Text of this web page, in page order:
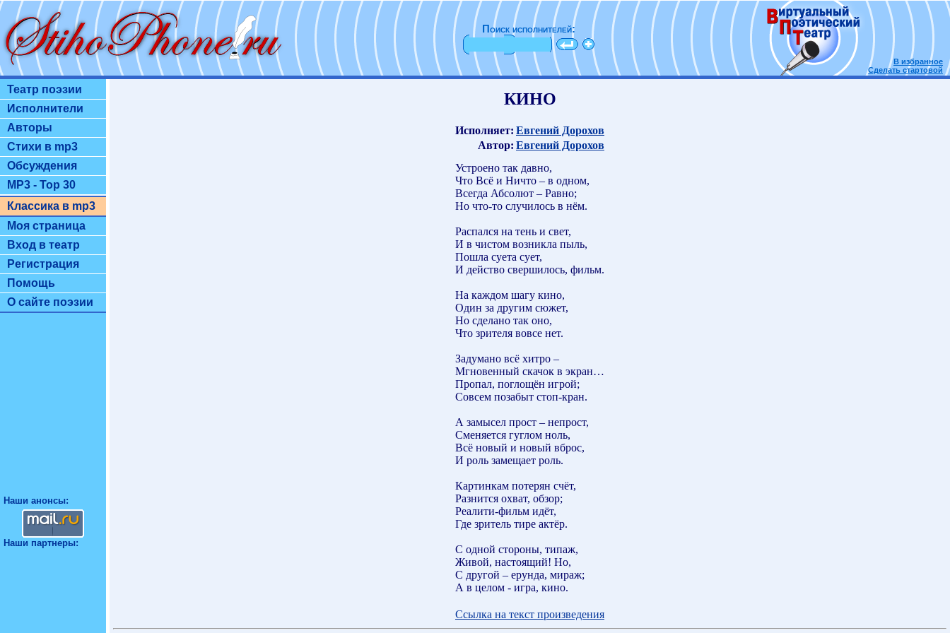
Поиск исполнителей:
В избранное
Сделать стартовой
Театр поэзии
Исполнители
Авторы
Стихи в mp3
Обсуждения
MP3 - Top 30
Классика в mp3
Моя страница
Вход в театр
Регистрация
Помощь
О сайте поэзии
Наши анонсы:
Наши партнеры:
КИНО
Исполняет: Евгений Дорохов
Автор: Евгений Дорохов
Устроено так давно,
Что Всё и Ничто – в одном,
Всегда Абсолют – Равно;
Но что-то случилось в нём.
Распался на тень и свет,
И в чистом возникла пыль,
Пошла суета сует,
И действо свершилось, фильм.
На каждом шагу кино,
Один за другим сюжет,
Но сделано так оно,
Что зрителя вовсе нет.
Задумано всё хитро –
Мгновенный скачок в экран…
Пропал, поглощён игрой;
Совсем позабыт стоп-кран.
А замысел прост – непрост,
Сменяется гуглом ноль,
Всё новый и новый вброс,
И роль замещает роль.
Картинкам потерян счёт,
Разнится охват, обзор;
Реалити-фильм идёт,
Где зритель тире актёр.
С одной стороны, типаж,
Живой, настоящий! Но,
С другой – ерунда, мираж;
А в целом - игра, кино.
Ссылка на текст произведения